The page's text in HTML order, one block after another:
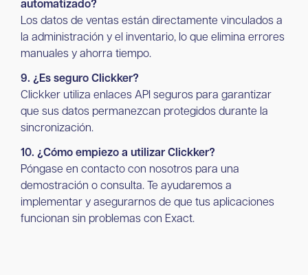
automatizado?
Los datos de ventas están directamente vinculados a
la administración y el inventario, lo que elimina errores
manuales y ahorra tiempo.
9. ¿Es seguro Clickker?
Clickker utiliza enlaces API seguros para garantizar
que sus datos permanezcan protegidos durante la
sincronización.
10. ¿Cómo empiezo a utilizar Clickker?
Póngase en contacto con nosotros para una
demostración o consulta. Te ayudaremos a
implementar y asegurarnos de que tus aplicaciones
funcionan sin problemas con Exact.